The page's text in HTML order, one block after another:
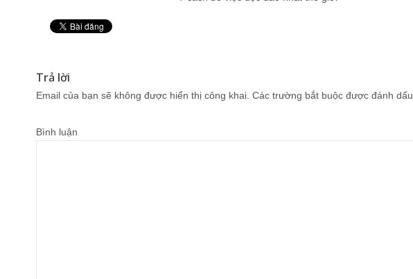
Trả lời
Email của bạn sẽ không được hiển thị công khai. Các trường bắt buộc được đánh dấu
Bình luận